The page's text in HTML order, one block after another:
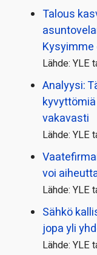
Talous
Lähde: YLE
Analyysi:
vakavasti
Lähde: YLE
voi
Lähde: YLE
Sähkö
jopa yli
Lähde: YLE